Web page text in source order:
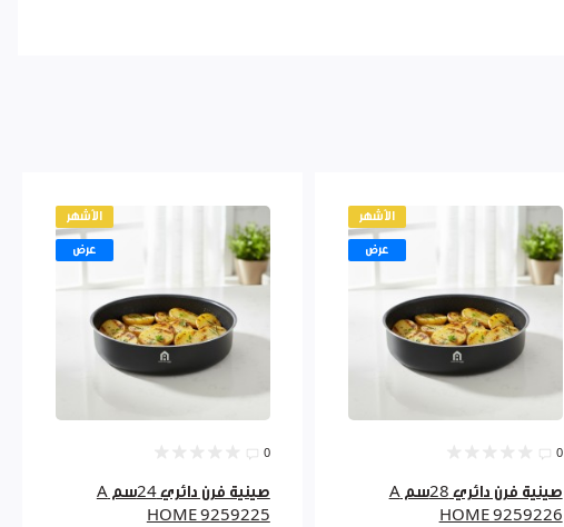
الأشهر
عرض
0
صينية فرن دائري 28سم A
HOME 9259226
الأشهر
عرض
0
صينية فرن دائري 24سم A
HOME 9259225